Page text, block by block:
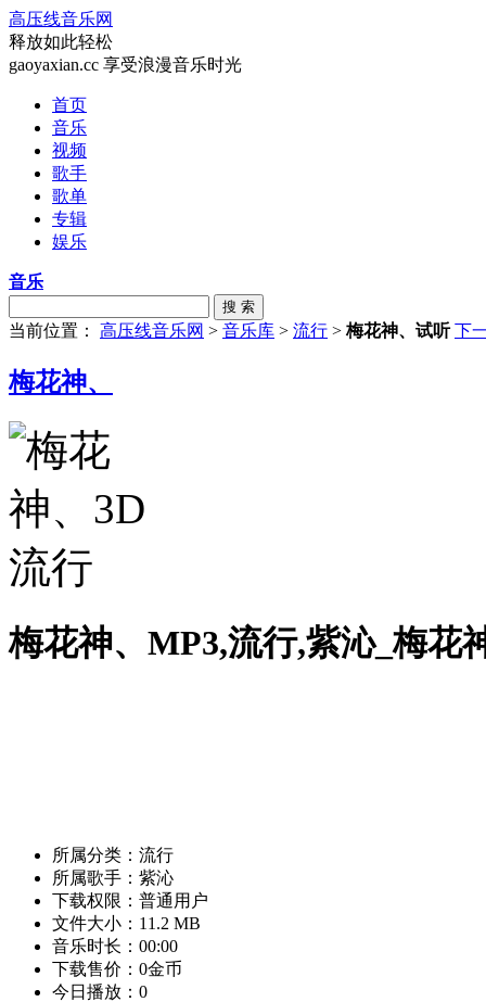
高压线音乐网
释放如此轻松
gaoyaxian.cc 享受浪漫音乐时光
首页
音乐
视频
歌手
歌单
专辑
娱乐
音乐
搜 索
当前位置： 高压线音乐网 > 音乐库 > 流行 > 梅花神、试听 下
梅花神、
梅花神、MP3,流行,紫沁_梅花
所属分类：流行
所属歌手：紫沁
下载权限：普通用户
文件大小：11.2 MB
音乐时长：00:00
下载售价：0金币
今日播放：0